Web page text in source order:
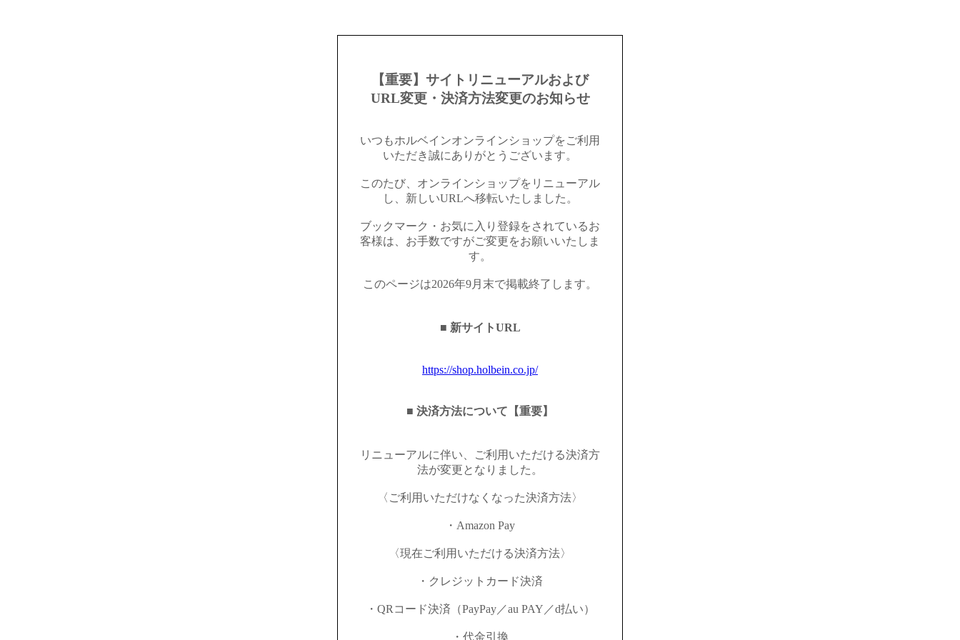
【重要】サイトリニューアルおよび
URL変更・決済方法変更のお知らせ
いつもホルベインオンラインショップをご利用
いただき誠にありがとうございます。
このたび、オンラインショップをリニューアル
し、新しいURLへ移転いたしました。
ブックマーク・お気に入り登録をされているお
客様は、お手数ですがご変更をお願いいたしま
す。
このページは2026年9月末で掲載終了します。
■ 新サイトURL
https://shop.holbein.co.jp/
■ 決済方法について【重要】
リニューアルに伴い、ご利用いただける決済方
法が変更となりました。
〈ご利用いただけなくなった決済方法〉
・Amazon Pay
〈現在ご利用いただける決済方法〉
・クレジットカード決済
・QRコード決済（PayPay／au PAY／d払い）
・代金引換